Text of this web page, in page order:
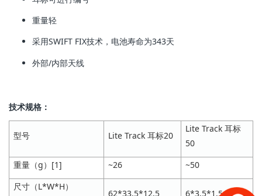
重量轻
采用SWIFT FIX技术，电池寿命为343天
外部/内部天线
技术规格：
型号 Lite Track 耳标20
Lite Track 耳标
50
重量（g）[1]
~26
~50
尺寸（L*W*H）
62*33.5*12.5 6*3.5*1.5